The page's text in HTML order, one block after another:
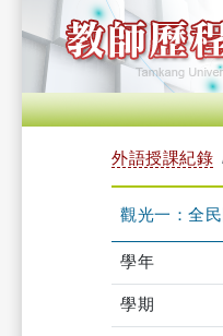
外語授課紀錄
觀光一：全
學年
學期